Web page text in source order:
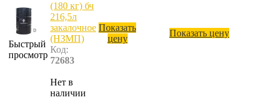
Быстрый
просмотр
(180 кг) бч
216,5л
закалочное
(НЗМП)
Код:
72683
Нет в
наличии
Показать
цену
Показать цену